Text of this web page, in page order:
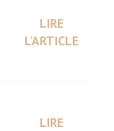
LIRE
L'ARTICLE
LIRE